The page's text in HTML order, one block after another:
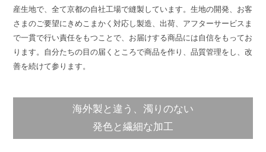
産生地で、全て京都の自社工場で縫製しています。生地の開発、お客
さまのご要望にきめこまかく対応し製造、出荷、アフターサービスま
で一貫で行い責任をもつことで、お届けする商品には自信をもってお
ります。自分たちの目の届くところで商品を作り、品質管理をし、改
善を続けて参ります。
海外製と違う、濁りのない
発色と繊細な加工